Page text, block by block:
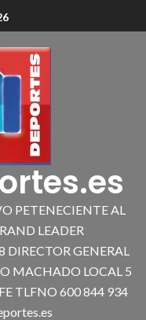
PETENECIENTE AL
LEADER
GENERAL
MACHADO LOCAL 5
TLFNO 600 844 934